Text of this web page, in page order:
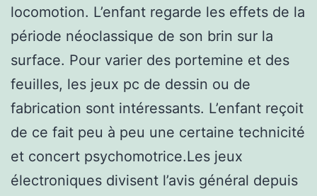
locomotion. L’enfant regarde les effets de la
période néoclassique de son brin sur la
surface. Pour varier des portemine et des
feuilles, les jeux pc de dessin ou de
fabrication sont intéressants. L’enfant reçoit
de ce fait peu à peu une certaine technicité
et concert psychomotrice.Les jeux
électroniques divisent l’avis général depuis